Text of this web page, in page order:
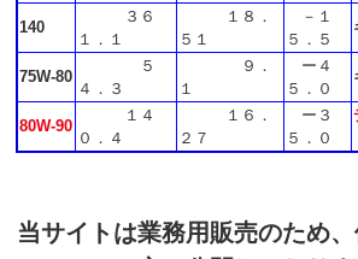
140
３６
１．１
１８．
５１
－１
５．５
75W-80
５
４．３
９．
１
ー４
５．０
80W-90
１４
０．４
１６．
２７
ー３
５．０
当サイトは業務用販売のため